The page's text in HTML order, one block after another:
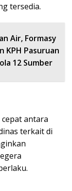
tersedia.
Air, Formasy
KPH Pasuruan
12 Sumber
antara
terkait di